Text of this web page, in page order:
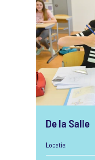
De la Salle
Locatie: